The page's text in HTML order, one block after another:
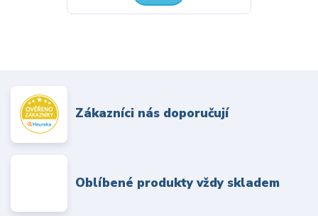
Zákazníci nás doporučují
Oblíbené produkty vždy skladem